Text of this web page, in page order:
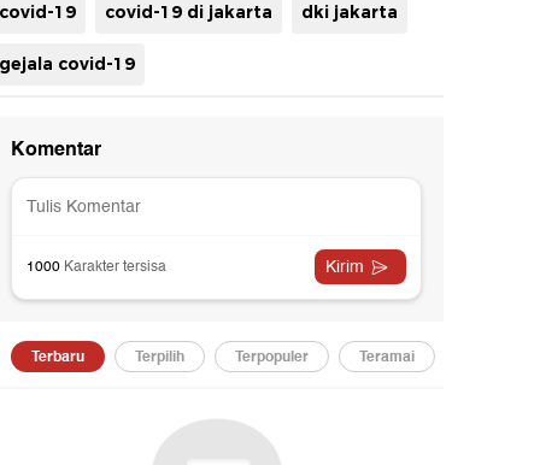
covid-19 covid-19 di jakarta dki jakarta
gejala covid-19